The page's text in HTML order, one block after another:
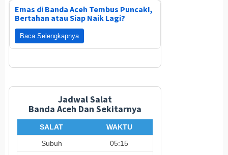
Emas di Banda Aceh Tembus Puncak!,
Bertahan atau Siap Naik Lagi?
Baca Selengkapnya
Jadwal Salat
Banda Aceh Dan Sekitarnya
SALAT
WAKTU
Subuh
05:15